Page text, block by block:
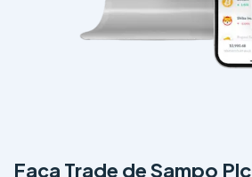
Faça Trade de Sampo Plc